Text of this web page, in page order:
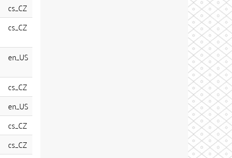
cs_CZ
cs_CZ
en_US
cs_CZ
en_US
cs_CZ
cs_CZ